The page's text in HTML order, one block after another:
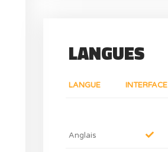
LANGUES
LANGUE INTERFACE
Anglais